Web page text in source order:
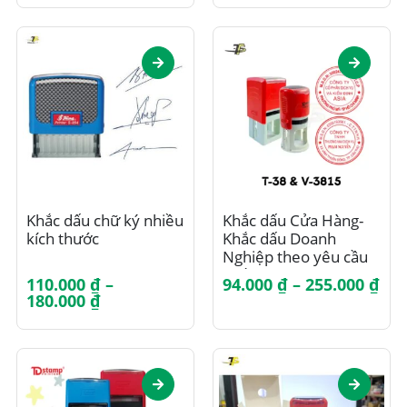
phẩm
này
nhiều
biến
Các
tùy
chọn
có
Khắc dấu chữ ký nhiều
kích thước
110.000 ₫ –
180.000 ₫Khoảng
từ
110.000 ₫
đến
180.000 ₫
phẩm
này
có
nhiều
biến
Các
tùy
chọn
có
Khắc dấu Cửa Hàng-
Khắc dấu Doanh
Nghiệp theo yêu cầu
nhiều dòng –
TDStamp T-414 / T-
814 / T-914
94.000 ₫ – 255.000 ₫